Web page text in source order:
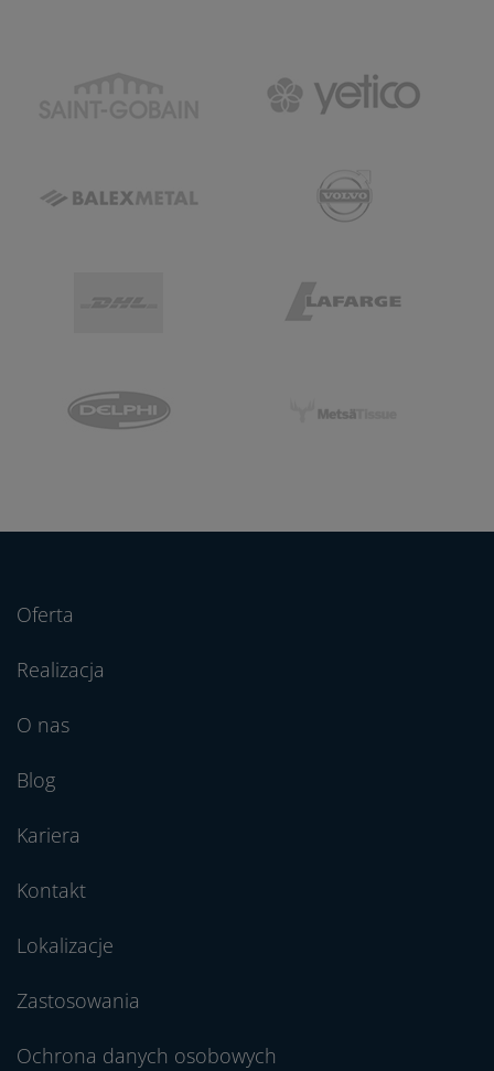
Oferta
Realizacja
O nas
Blog
Kariera
Kontakt
Lokalizacje
Zastosowania
Ochrona danych osobowych